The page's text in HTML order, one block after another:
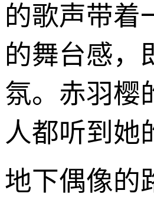
的歌声带着
的舞台感，
氛。赤羽樱
人都听到她
地下偶像的